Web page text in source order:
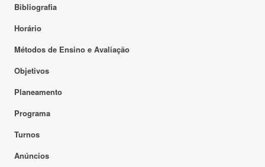
Bibliografia
Horário
Métodos de Ensino e Avaliação
Objetivos
Planeamento
Programa
Turnos
Anúncios